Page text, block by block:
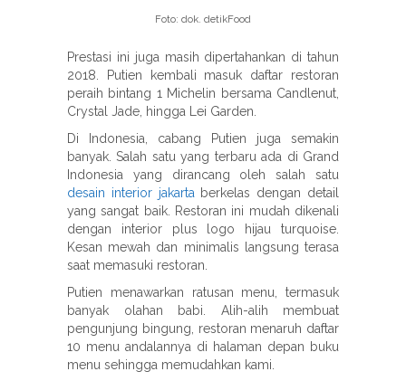
Foto: dok. detikFood
Prestasi ini juga masih dipertahankan di tahun
2018. Putien kembali masuk daftar restoran
peraih bintang 1 Michelin bersama Candlenut,
Crystal Jade, hingga Lei Garden.
Di Indonesia, cabang Putien juga semakin
banyak. Salah satu yang terbaru ada di Grand
Indonesia yang dirancang oleh salah satu
desain interior jakartaberkelas dengan detail
yang sangat baik. Restoran ini mudah dikenali
dengan interior plus logo hijau turquoise.
Kesan mewah dan minimalis langsung terasa
saat memasuki restoran.
Putien menawarkan ratusan menu, termasuk
banyak olahan babi. Alih-alih membuat
pengunjung bingung, restoran menaruh daftar
10 menu andalannya di halaman depan buku
menu sehingga memudahkan kami.